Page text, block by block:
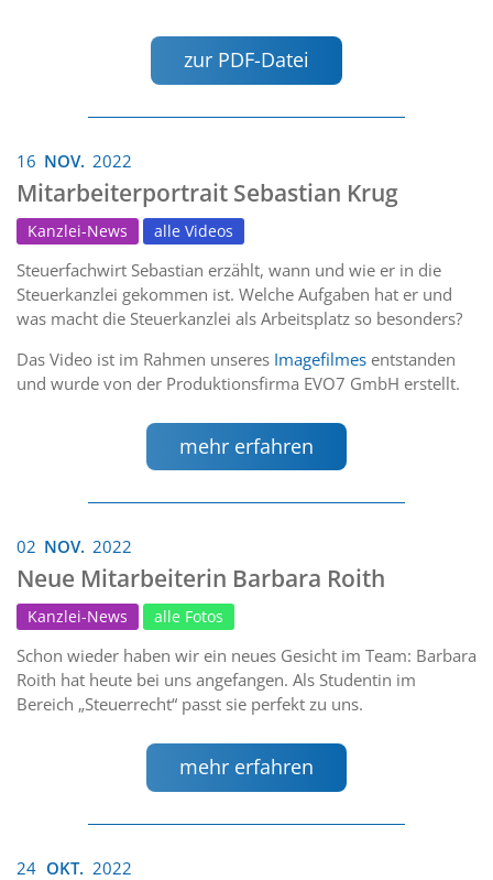
zur PDF-Datei
16 NOV. 2022
Mitarbeiterportrait Sebastian Krug
Kanzlei-News alle Videos
Steuerfachwirt Sebastian erzählt, wann und wie er in die
Steuerkanzlei gekommen ist. Welche Aufgaben hat er und
was macht die Steuerkanzlei als Arbeitsplatz so besonders?
Das Video ist im Rahmen unseres Imagefilmes entstanden
und wurde von der Produktionsfirma EVO7 GmbH erstellt.
mehr erfahren
02 NOV. 2022
Neue Mitarbeiterin Barbara Roith
Kanzlei-News alle Fotos
Schon wieder haben wir ein neues Gesicht im Team: Barbara
Roith hat heute bei uns angefangen. Als Studentin im
Bereich „Steuerrecht“ passt sie perfekt zu uns.
mehr erfahren
24 OKT. 2022